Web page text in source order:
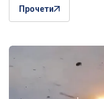
Прочети